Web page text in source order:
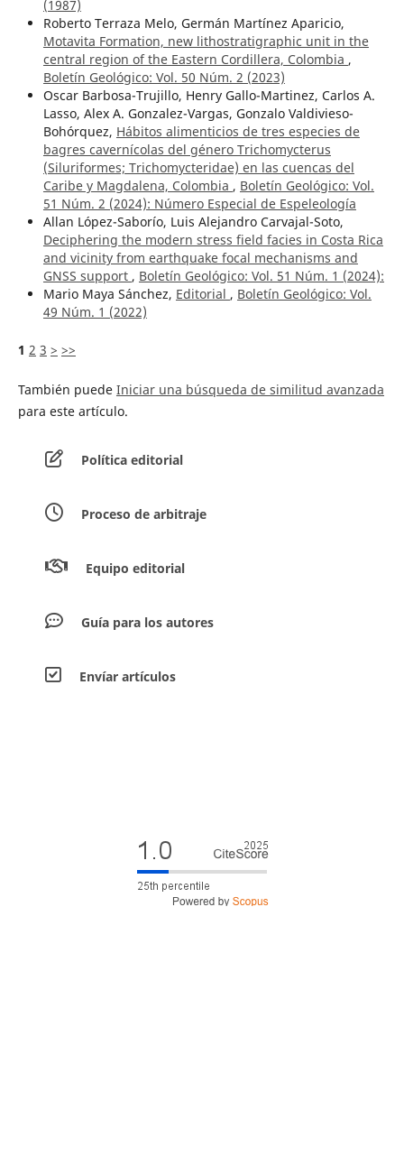
(1987)
Roberto Terraza Melo, Germán Martínez Aparicio,
Motavita Formation, new lithostratigraphic unit in the
central region of the Eastern Cordillera, Colombia ,
Boletín Geológico: Vol. 50 Núm. 2 (2023)
Oscar Barbosa-Trujillo, Henry Gallo-Martinez, Carlos A.
Lasso, Alex A. Gonzalez-Vargas, Gonzalo Valdivieso-
Bohórquez, Hábitos alimenticios de tres especies de
bagres cavernícolas del género Trichomycterus
(Siluriformes; Trichomycteridae) en las cuencas del
Caribe y Magdalena, Colombia , Boletín Geológico: Vol.
51 Núm. 2 (2024): Número Especial de Espeleología
Allan López-Saborío, Luis Alejandro Carvajal-Soto,
Deciphering the modern stress field facies in Costa Rica
and vicinity from earthquake focal mechanisms and
GNSS support , Boletín Geológico: Vol. 51 Núm. 1 (2024):
Mario Maya Sánchez, Editorial , Boletín Geológico: Vol.
49 Núm. 1 (2022)
1 2 3 > >>
También puede Iniciar una búsqueda de similitud avanzada
para este artículo.
Política editorial
Proceso de arbitraje
Equipo editorial
Guía para los autores
Envíar artículos